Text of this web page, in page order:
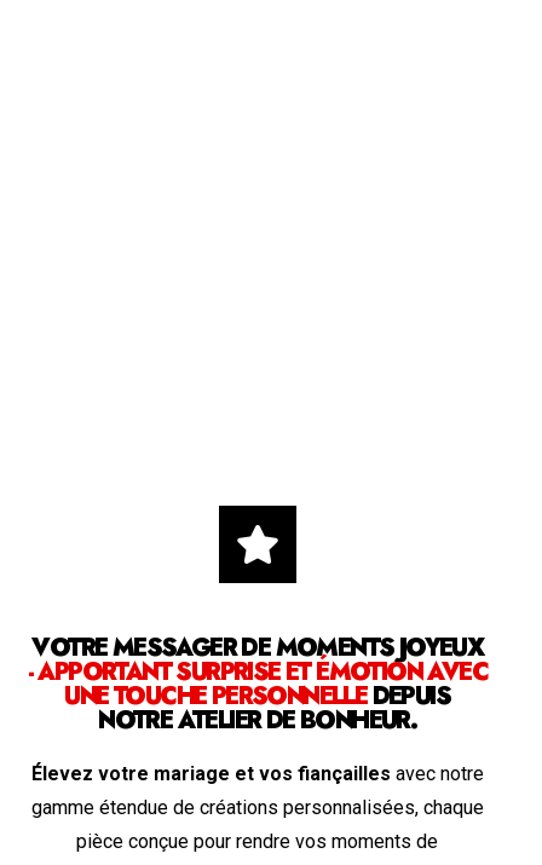
VOTRE MESSAGER DE MOMENTS JOYEUX
- APPORTANT SURPRISE ET ÉMOTION AVEC
UNE TOUCHE PERSONNELLEDEPUIS
NOTRE ATELIER DE BONHEUR.
Élevez votre mariage et vos fiançailles avec notre
gamme étendue de créations personnalisées, chaque
pièce conçue pour rendre vos moments de